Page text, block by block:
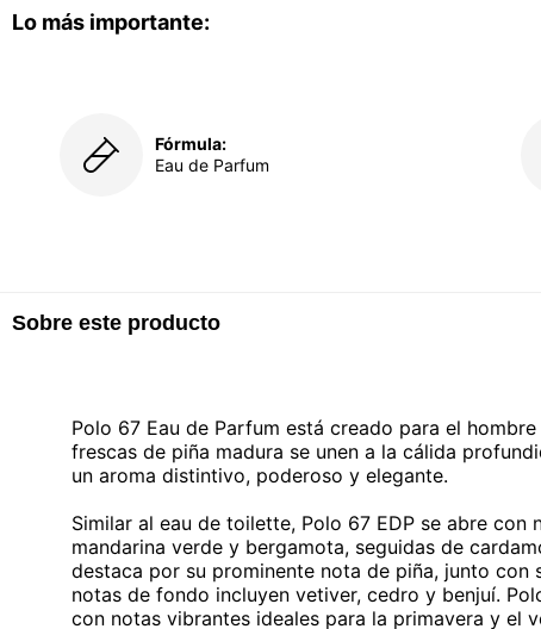
Lo más importante:
Fórmula:
Eau de Parfum
Sobre este producto
Polo 67 Eau de Parfum está creado para el
frescas de piña madura se unen a la cálida
un aroma distintivo, poderoso y elegante.
Similar al eau de toilette, Polo 67 EDP se abre
mandarina verde y bergamota, seguidas de
destaca por su prominente nota de piña, junto con
notas de fondo incluyen vetiver, cedro y benjuí.
con notas vibrantes ideales para la primavera y el